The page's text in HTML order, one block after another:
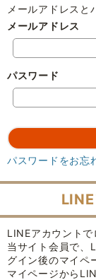
メールアドレスと
メールアドレス
パスワード
パスワードをお忘
LINEアカウントで
当サイト会員で、
グイン後のマイペ
マイページから